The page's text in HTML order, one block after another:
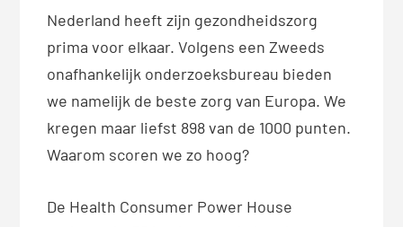
Nederland heeft zijn gezondheidszorg
prima voor elkaar. Volgens een Zweeds
onafhankelijk onderzoeksbureau bieden
we namelijk de beste zorg van Europa. We
kregen maar liefst 898 van de 1000 punten.
Waarom scoren we zo hoog?
De Health Consumer Power House